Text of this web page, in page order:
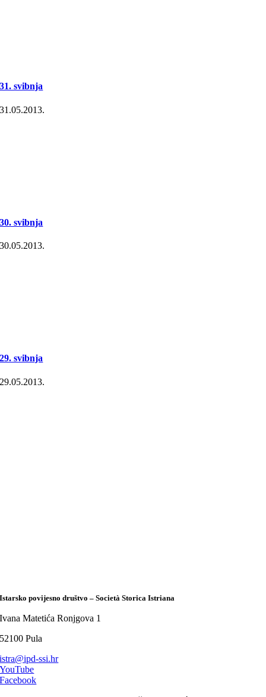
31. svibnja
31.05.2013.
30. svibnja
30.05.2013.
29. svibnja
29.05.2013.
Istarsko povijesno društvo – Società Storica Istriana
Ivana Matetića Ronjgova 1
52100 Pula
istra@ipd-ssi.hr
YouTube
Facebook